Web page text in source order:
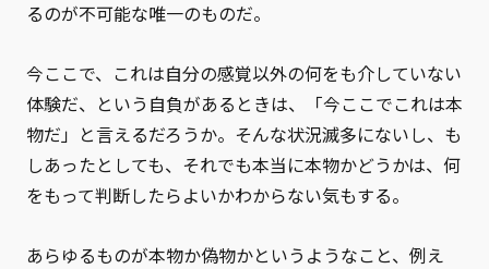
るのが不可能な唯一のものだ。
今ここで、これは自分の感覚以外の何をも介していない
体験だ、という自負があるときは、「今ここでこれは本
物だ」と言えるだろうか。そんな状況滅多にないし、も
しあったとしても、それでも本当に本物かどうかは、何
をもって判断したらよいかわからない気もする。
あらゆるものが本物か偽物かというようなこと、例え